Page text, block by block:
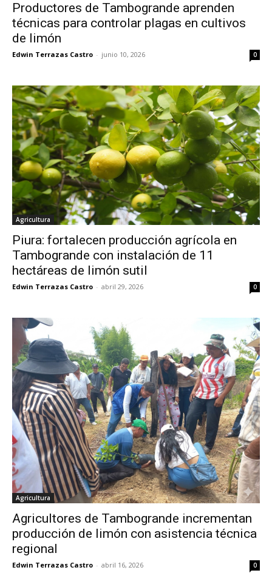
Productores de Tambogrande aprenden
técnicas para controlar plagas en cultivos
de limón
Edwin Terrazas Castro - junio 10, 2026 0
Agricultura
Piura: fortalecen producción agrícola en
Tambogrande con instalación de 11
hectáreas de limón sutil
Edwin Terrazas Castro - abril 29, 2026 0
Agricultura
Agricultores de Tambogrande incrementan
producción de limón con asistencia técnica
regional
Edwin Terrazas Castro - abril 16, 2026 0